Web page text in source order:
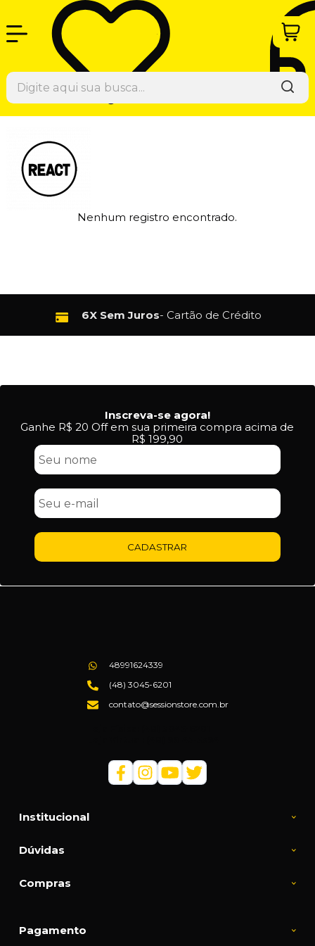
Nenhum registro encontrado.
6X Sem Juros- Cartão de Crédito
Inscreva-se agora!
Ganhe R$ 20 Off em sua primeira compra acima de
R$ 199,90
CADASTRAR
Institucional
Dúvidas
Compras
48991624339
(48) 3045-6201
contato@sessionstore.com.br
Pagamento